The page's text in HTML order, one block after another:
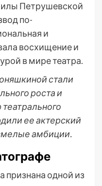
Петрушевской
по-
и
восхищение и
в мире театра.
стали
роста и
ее актерский
амбиции.
одной из